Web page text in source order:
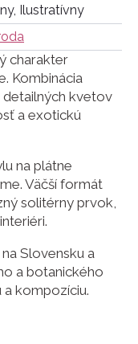
Ilustratívny
charakter
Kombinácia
detailných kvetov
a exotickú
na plátne
Väčší formát
solitérny prvok,
Slovensku a
a botanického
a kompozíciu.